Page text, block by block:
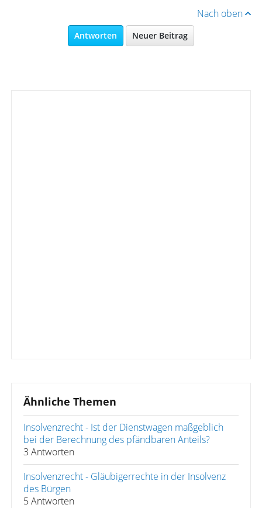
Nach oben
Antworten Neuer Beitrag
Ähnliche Themen
Insolvenzrecht - Ist der Dienstwagen maßgeblich
bei der Berechnung des pfändbaren Anteils?
3 Antworten
Insolvenzrecht - Gläubigerrechte in der Insolvenz
des Bürgen
5 Antworten